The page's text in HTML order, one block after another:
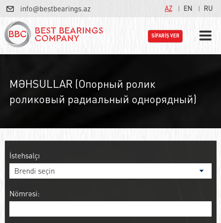
info@bestbearings.az AZ EN RU
SİFARİŞ VER
MƏHSULLAR (Опорный ролик
роликовый радиальный однорядный)
İstehsalçı
Nömrəsi: